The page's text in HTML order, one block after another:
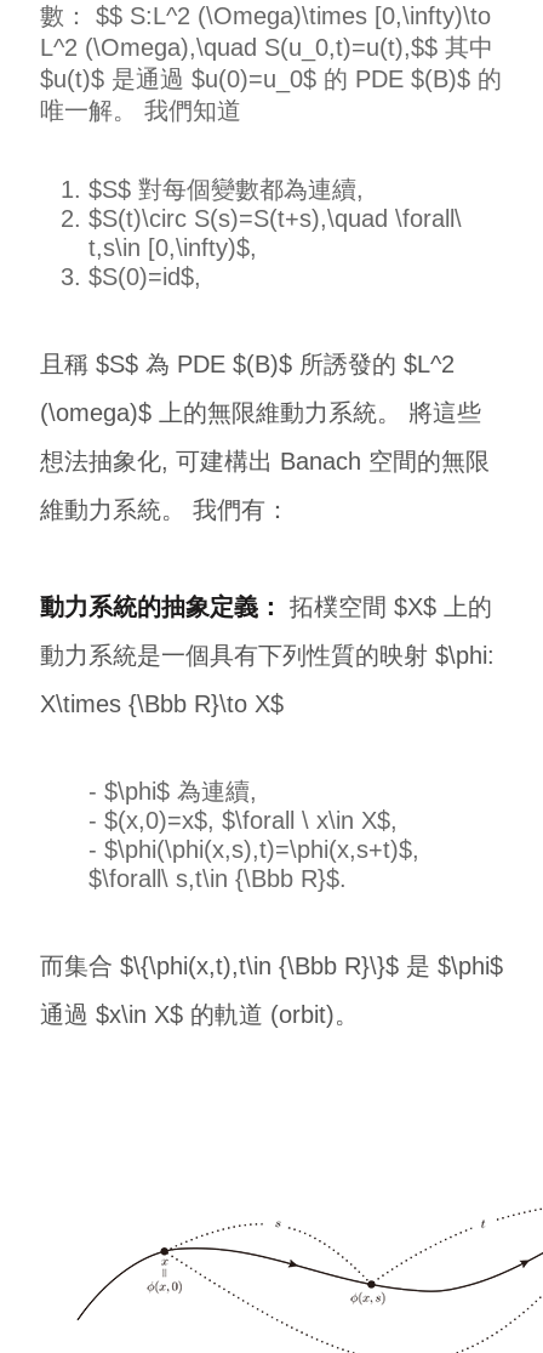
數： $$ S:L^2 (\Omega)\times [0,\infty)\to
L^2 (\Omega),\quad S(u_0,t)=u(t),$$ 其中
$u(t)$ 是通過 $u(0)=u_0$ 的 PDE $(B)$ 的
唯一解。 我們知道
$S$ 對每個變數都為連續,
$S(t)\circ S(s)=S(t+s),\quad \forall\
t,s\in [0,\infty)$,
$S(0)=id$,
且稱 $S$ 為 PDE $(B)$ 所誘發的 $L^2
(\omega)$ 上的無限維動力系統。 將這些
想法抽象化, 可建構出 Banach 空間的無限
維動力系統。 我們有：
動力系統的抽象定義： 拓樸空間 $X$ 上的
動力系統是一個具有下列性質的映射 $\phi:
X\times {\Bbb R}\to X$
- $\phi$ 為連續,
- $(x,0)=x$, $\forall \ x\in X$,
- $\phi(\phi(x,s),t)=\phi(x,s+t)$,
$\forall\ s,t\in {\Bbb R}$.
而集合 $\{\phi(x,t),t\in {\Bbb R}\}$ 是 $\phi$
通過 $x\in X$ 的軌道 (orbit)。